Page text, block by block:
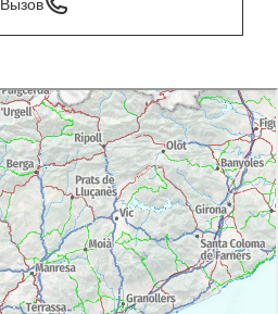
Вызов